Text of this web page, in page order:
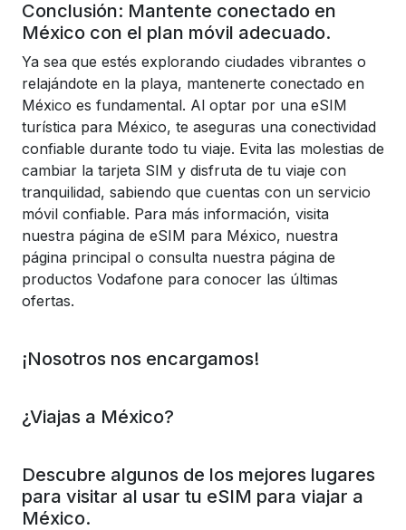
Conclusión: Mantente conectado en
México con el plan móvil adecuado.
Ya sea que estés explorando ciudades vibrantes o
relajándote en la playa, mantenerte conectado en
México es fundamental. Al optar por una eSIM
turística para México, te aseguras una conectividad
confiable durante todo tu viaje. Evita las molestias de
cambiar la tarjeta SIM y disfruta de tu viaje con
tranquilidad, sabiendo que cuentas con un servicio
móvil confiable. Para más información, visita
nuestra página de eSIM para México, nuestra
página principal o consulta nuestra página de
productos Vodafone para conocer las últimas
ofertas.
¡Nosotros nos encargamos!
¿Viajas a México?
Descubre algunos de los mejores lugares
para visitar al usar tu eSIM para viajar a
México.